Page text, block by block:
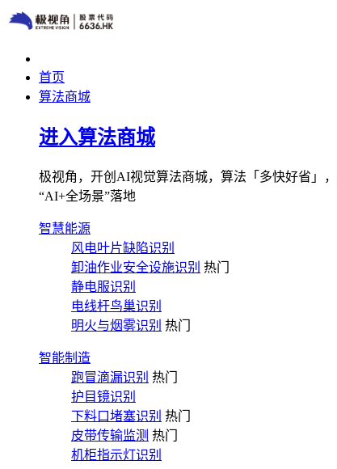
首页
算法商城
进入算法商城
极视角，开创AI视觉算法商城，算法「多快好省」
“AI+全场景”落地
智慧能源
风电叶片缺陷识别
卸油作业安全设施识别 热门
静电服识别
电线杆鸟巢识别
明火与烟雾识别 热门
智能制造
跑冒滴漏识别 热门
护目镜识别
下料口堵塞识别 热门
皮带传输监测 热门
机柜指示灯识别